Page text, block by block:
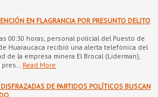
EN FLAGRANCIA POR PRESUNTO DELITO
00:30 horas, personal policial del Puesto de
Huaraucaca recibió una alerta telefónica del
de la empresa minera El Brocal (Liderman),
Read More
DE PARTIDOS POLÍTICOS BUSCAN